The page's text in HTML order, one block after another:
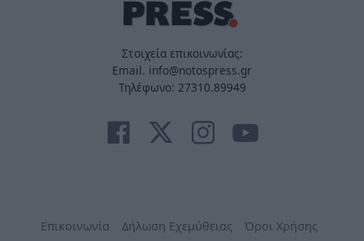
Στοιχεία επικοινωνίας:
Email. info@notospress.gr
Τηλέφωνο: 27310.89949
Επικοινωνία Δήλωση Εχεμύθειας Όροι Χρήσης